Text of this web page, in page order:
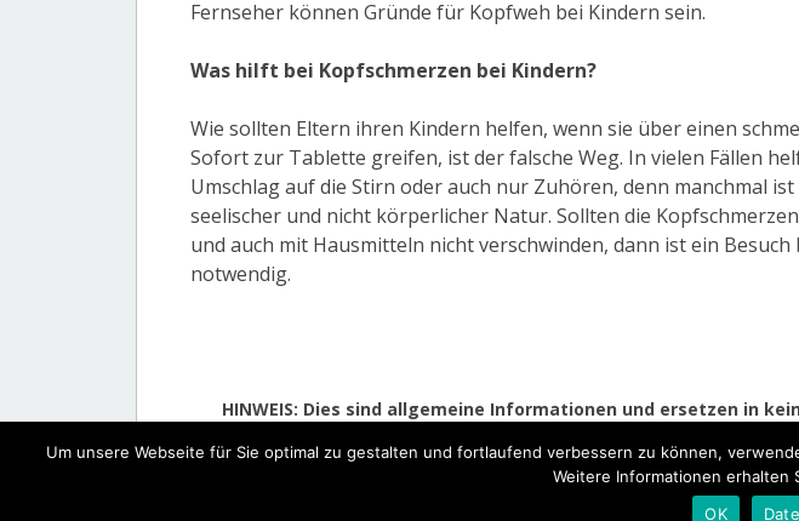
Fernseher können Gründe für Kopfweh bei Kindern sein.
Was hilft bei Kopfschmerzen bei Kindern?
Wie sollten Eltern ihren Kindern helfen, wenn sie über einen
Sofort zur Tablette greifen, ist der falsche Weg. In vielen Fällen
Umschlag auf die Stirn oder auch nur Zuhören, denn manchmal ist
seelischer und nicht körperlicher Natur. Sollten die
und auch mit Hausmitteln nicht verschwinden, dann ist ein
notwendig.
HINWEIS: Dies sind allgemeine Informationen und ersetzen in
Proudly powered by WordPress |Theme:
Um unsere Webseite für Sie optimal zu gestalten und fortlaufend verbessern zu können,
Weitere Informationen erhalten
OK